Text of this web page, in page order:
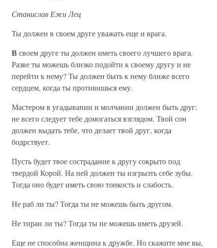
Станислав Ежи Лец
Ты должен в своем друге уважать еще и врага.
Всвоем друге ты должен иметь своего лучшего врага.
Разве ты можешь близко подойти к своему другу и не
перейти к нему? Ты должен быть к нему ближе всего
сердцем, когда ты противишься ему.
Мастером в угадывании и молчании должен быть друг:
не всего следует тебе домогаться взглядом. Твой сон
должен выдать тебе, что делает твой друг, когда
бодрствует.
Пусть будет твое сострадание к другу сокрыто под
твердой Корой. На ней должен ты изгрызть себе зубы.
Тогда оно будет иметь свою тонкость и слабость.
Не раб ли ты? Тогда ты не можешь быть другом.
Не тиран ли ты? Тогда ты не можешь иметь друзей.
Еще не способна женщина к дружбе. Но скажите мне вы,